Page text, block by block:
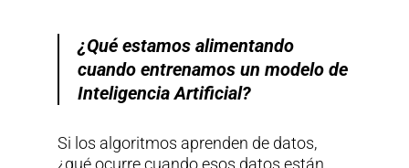
¿Qué estamos alimentando
cuando entrenamos un modelo de
Inteligencia Artificial?
Si los algoritmos aprenden de datos,